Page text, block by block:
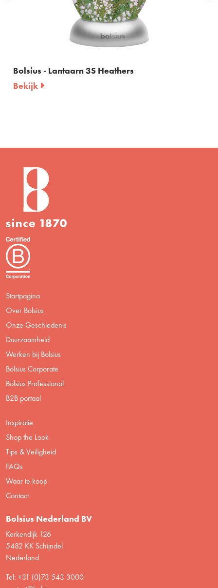
Bolsius - Lantaarn 3S Heathers
Bekijk
Startpagina
Over Bolsius
Onze Geschiedenis
Duurzaamheid
Werken bij Bolsius
Bolsius Corporate
Bolsius Professional
B2B portaal
Inspiratie
Shop the Look
Tips & Veiligheid
FAQs
Waar te koop
Contact
Bolsius Nederland BV
Kerkendijk 126
5482 KK Schijndel
Nederland
Tel: +31 (0)73 543 3000